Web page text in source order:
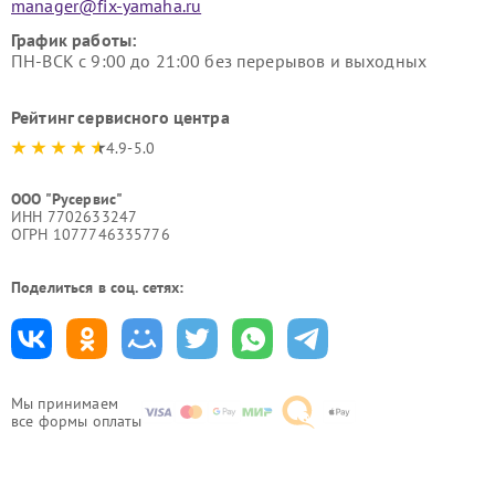
Мы принимаем
все формы оплаты
manager@fix-yamaha.ru
График работы:
ПН-ВСК с 9:00 до 21:00 без перерывов и выходных
Рейтинг сервисного центра
4.9-5.0
ООО "Русервис"
ИНН 7702633247
ОГРН 1077746335776
Поделиться в соц. сетях: